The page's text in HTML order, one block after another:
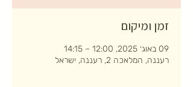
זמן ומיקום
09 באוג׳ 2025, 12:00 – 14:15
רעננה, המלאכה 2, רעננה, ישראל